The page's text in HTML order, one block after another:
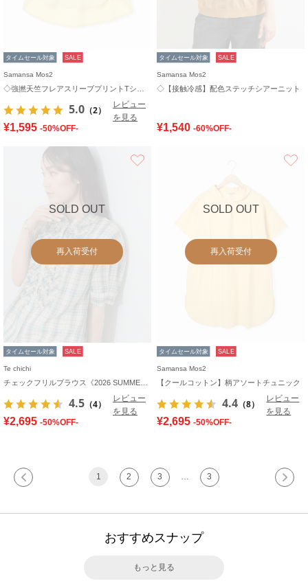
タイムセール対象 SALE
Samansa Mos2
5.0 （2）
レビュー
を見る
¥1,595 -50%OFF-
タイムセール対象 SALE
Samansa Mos2
◇【接触冷感】配色ステッチシアーニット
¥1,540 -60%OFF-
SOLD OUT
再入荷受付
タイムセール対象 SALE
Te chichi
4.5 （4）
レビュー
を見る
¥2,695 -50%OFF-
SOLD OUT
再入荷受付
タイムセール対象 SALE
Samansa Mos2
【クールコットン】柄アソートチュニック
4.4 （8）
レビュー
を見る
¥2,695 -50%OFF-
1 2 3 3
おすすめスナップ
もっと見る